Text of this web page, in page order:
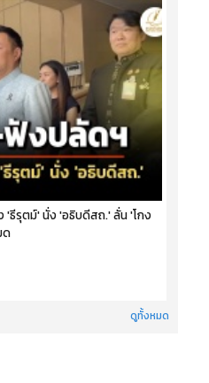
'ธีรุตม์' นั่ง 'อธิบดีสถ.' ลั่น 'โกง
ด
ดูทั้งหมด